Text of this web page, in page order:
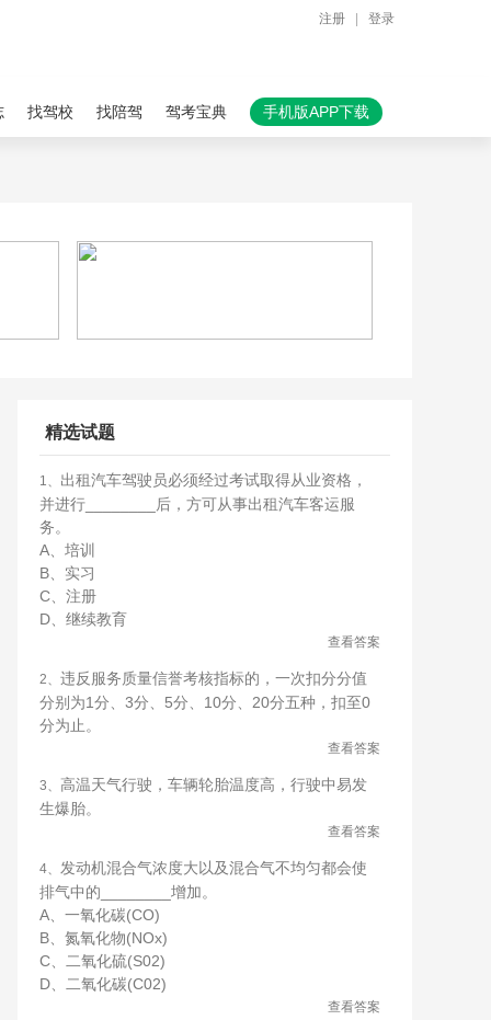
注册 登录
找驾校 找陪驾 驾考宝典 手机版APP下载
精选试题
1、 出租汽车驾驶员必须经过考试取得从业资格，
并进行________后，方可从事出租汽车客运服
务。
A、培训
B、实习
C、注册
D、继续教育
查看答案
2、 违反服务质量信誉考核指标的，一次扣分分值
分别为1分、3分、5分、10分、20分五种，扣至0
分为止。
查看答案
3、 高温天气行驶，车辆轮胎温度高，行驶中易发
生爆胎。
查看答案
4、 发动机混合气浓度大以及混合气不均匀都会使
排气中的________增加。
A、一氧化碳(CO)
B、氮氧化物(NOx)
C、二氧化硫(S02)
D、二氧化碳(C02)
查看答案